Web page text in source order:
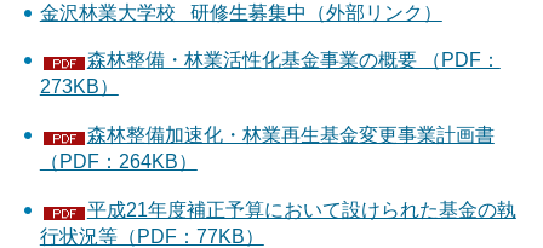
金沢林業大学校 研修生募集中（外部リンク）
森林整備・林業活性化基金事業の概要 （PDF：
273KB）
森林整備加速化・林業再生基金変更事業計画書
（PDF：264KB）
平成21年度補正予算において設けられた基金の執
行状況等（PDF：77KB）